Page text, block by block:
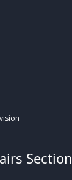
Section